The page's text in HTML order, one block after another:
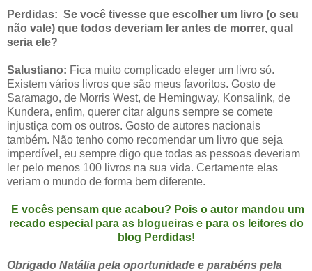
Perdidas: Se você tivesse que escolher um livro (o seu
não vale) que todos deveriam ler antes de morrer, qual
seria ele?
Salustiano: Fica muito complicado eleger um livro só.
Existem vários livros que são meus favoritos. Gosto de
Saramago, de Morris West, de Hemingway, Konsalink, de
Kundera, enfim, querer citar alguns sempre se comete
injustiça com os outros. Gosto de autores nacionais
também. Não tenho como recomendar um livro que seja
imperdível, eu sempre digo que todas as pessoas deveriam
ler pelo menos 100 livros na sua vida. Certamente elas
veriam o mundo de forma bem diferente.
E vocês pensam que acabou? Pois o autor mandou um
recado especial para as blogueiras e para os leitores do
blog Perdidas!
Obrigado Natália pela oportunidade e parabéns pela